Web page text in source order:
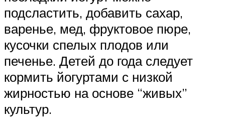
подсластить, добавить сахар,
варенье, мед, фруктовое пюре,
кусочки спелых плодов или
печенье. Детей до года следует
кормить йогуртами с низкой
жирностью на основе “живых”
культур.